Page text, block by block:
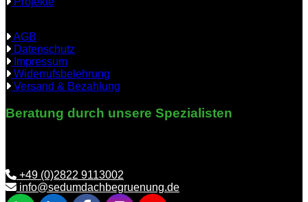
AGB
Datenschutz
Impressum
Widerrufsbelehrung
Versand & Bezahlung
Beratung durch unsere Spezialisten
+49 (0)2822 9113002
info@sedumdachbegruenung.de